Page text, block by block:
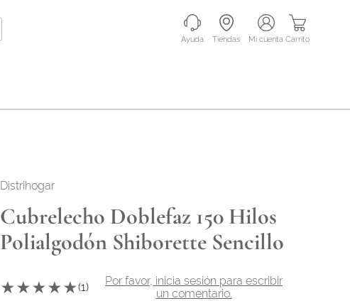
Ayuda Tiendas mi cuenta Carrito
Distrihogar
Cubrelecho Doblefaz 150 Hilos
Polialgodón Shiborette Sencillo
★★★★★(1)
Por favor, inicia sesión para escribir
un comentario.